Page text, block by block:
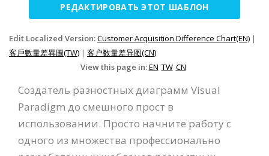
РЕДАКТИРОВАТЬ ЭТОТ ШАБЛОН
Edit Localized Version:Customer Acquisition Difference Chart(EN) |
客戶數量差異圖(TW) | 客户数量差异图(CN)
View this page in:EN TW CN
Создатель разностных диаграмм Visual
Paradigm до смешного прост в
использовании. Просто начните работу с
одного из множества профессионально